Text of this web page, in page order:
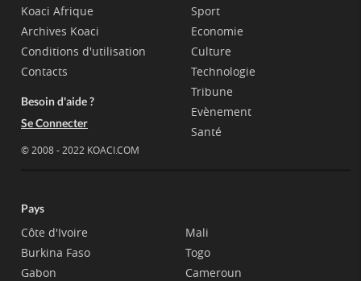
Koaci Afrique
Archives Koaci
Conditions d'utilisation
Contacts
Besoin d'aide ?
Se Connecter
© 2008 - 2022 KOACI.COM
Sport
Economie
Culture
Technologie
Tribune
Evènement
Santé
Pays
Côte d'Ivoire
Burkina Faso
Gabon
Mali
Togo
Cameroun